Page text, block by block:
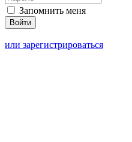
Запомнить меня
или зарегистрироваться